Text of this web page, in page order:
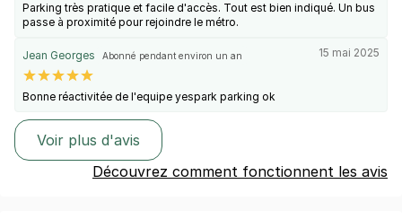
Parking très pratique et facile d'accès. Tout est bien indiqué. Un bus
passe à proximité pour rejoindre le métro.
Jean Georges Abonné pendant environ un an 15 mai 2025
Bonne réactivitée de l'equipe yespark parking ok
Voir plus d'avis
Découvrez comment fonctionnent les avis